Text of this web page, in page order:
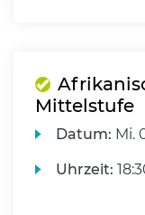
Mittelstufe
Datum: Mi.
Uhrzeit: